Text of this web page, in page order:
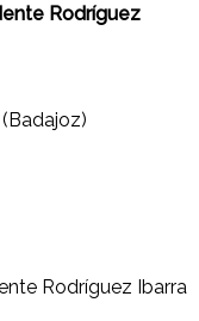
Rodríguez
Rodríguez Ibarra